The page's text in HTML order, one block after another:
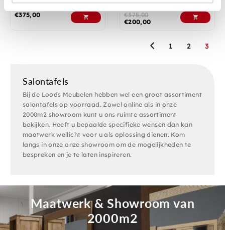
€375,00 €375,00
€200,00
1 2 3
Salontafels
Bij de Loods Meubelen hebben wel een groot assortiment
salontafels op voorraad. Zowel online als in onze
2000m2 showroom kunt u ons ruimte assortiment
bekijken. Heeft u bepaalde specifieke wensen dan kan
maatwerk wellicht voor u als oplossing dienen. Kom
langs in onze onze showroom om de mogelijkheden te
bespreken en je te laten inspireren.
Maatwerk & Showroom van
2000m2